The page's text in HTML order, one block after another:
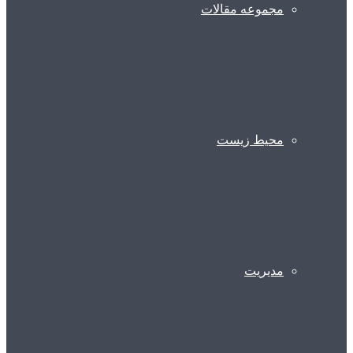
مجموعه مقالات
محیط زیست
مدیریت